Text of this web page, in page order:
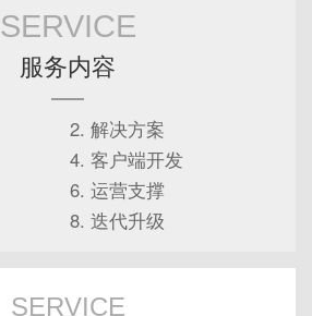
SERVICE
服务内容
解决方案
客户端开发
运营支撑
迭代升级
SERVICE